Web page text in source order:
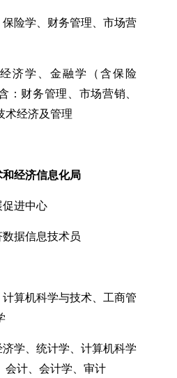
险学、财务管理、市场营
济学、金融学（含保险
：财务管理、市场营销、
术经济及管理
经济信息化局
进中心
据信息技术员
算机科学与技术、工商管
学、统计学、计算机科学
会计、会计学、审计